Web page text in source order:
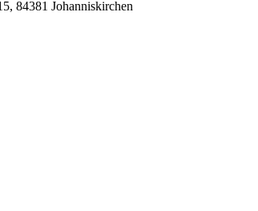
84381 Johanniskirchen